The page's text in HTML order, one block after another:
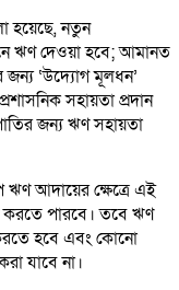
হয়েছে, নতুন
ঋণ দেওয়া হবে; আমানত
জন্য ‘উদ্যোগ মূলধন’
সহায়তা প্রদান
জন্য ঋণ সহায়তা
ঋণ আদায়ের ক্ষেত্রে এই
পারবে। তবে ঋণ
হবে এবং কোনো
যাবে না।